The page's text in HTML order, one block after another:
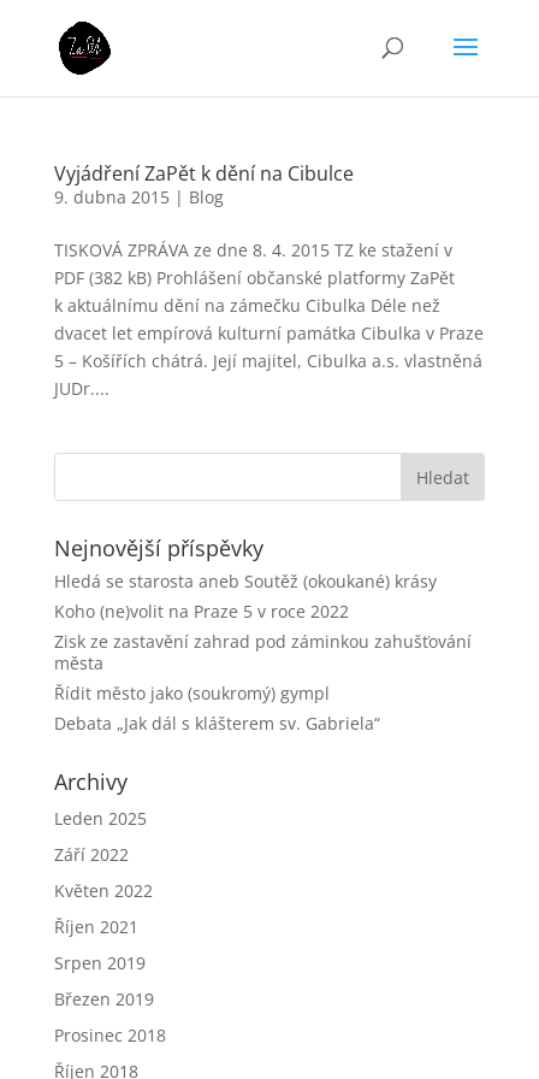
Vyjádření ZaPět k dění na Cibulce
9. dubna 2015| Blog
TISKOVÁ ZPRÁVA ze dne 8. 4. 2015 TZ ke stažení v
PDF (382 kB) Prohlášení občanské platformy ZaPět
k aktuálnímu dění na zámečku Cibulka Déle než
dvacet let empírová kulturní památka Cibulka v Praze
5 – Košířích chátrá. Její majitel, Cibulka a.s. vlastněná
JUDr....
Nejnovější příspěvky
Hledá se starosta aneb Soutěž (okoukané) krásy
Koho (ne)volit na Praze 5 v roce 2022
Zisk ze zastavění zahrad pod záminkou zahušťování
města
Řídit město jako (soukromý) gympl
Debata „Jak dál s klášterem sv. Gabriela“
Archivy
Leden 2025
Září 2022
Květen 2022
Říjen 2021
Srpen 2019
Březen 2019
Prosinec 2018
Říjen 2018